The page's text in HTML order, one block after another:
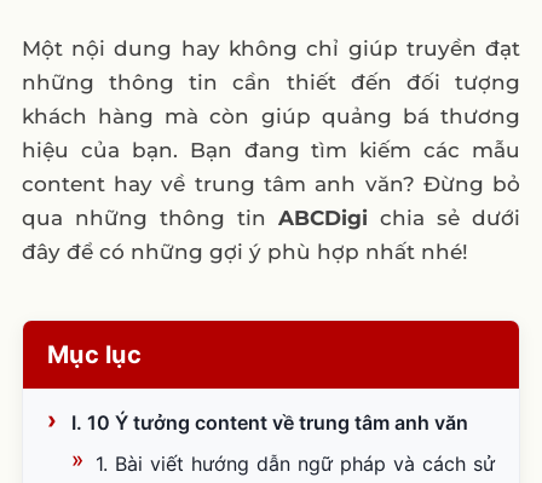
Một nội dung hay không chỉ giúp truyền đạt
những thông tin cần thiết đến đối tượng
khách hàng mà còn giúp quảng bá thương
hiệu của bạn. Bạn đang tìm kiếm các mẫu
content hay về trung tâm anh văn? Đừng bỏ
qua những thông tinABCDigi chia sẻ dưới
đây để có những gợi ý phù hợp nhất nhé!
Mục lục
I. 10 Ý tưởng content về trung tâm anh văn
1. Bài viết hướng dẫn ngữ pháp và cách sử